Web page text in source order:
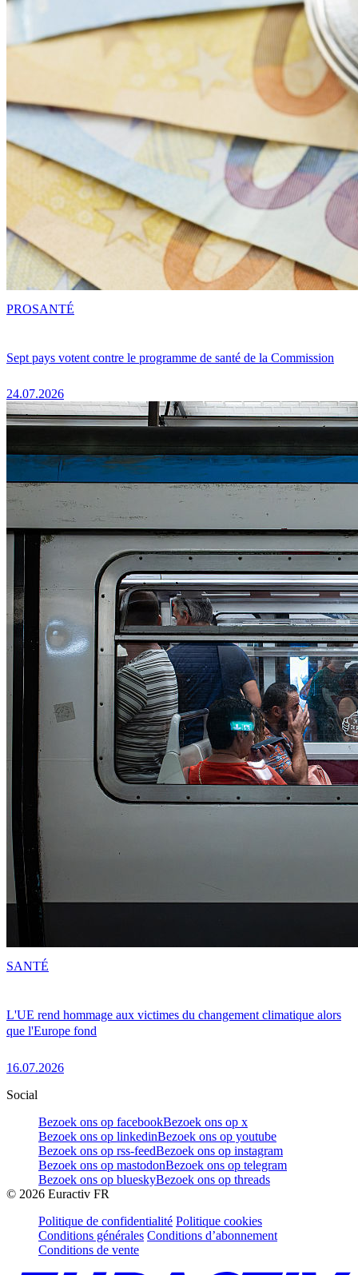
Sept pays votent contre le programme de santé de la Commission
24.07.2026
PROSANTÉ
L'UE rend hommage aux victimes du changement climatique alors
que l'Europe fond
16.07.2026
SANTÉ
Social
Bezoek ons op facebookBezoek ons op x
Bezoek ons op linkedinBezoek ons op youtube
Bezoek ons op rss-feedBezoek ons op instagram
Bezoek ons op mastodonBezoek ons op telegram
Bezoek ons op blueskyBezoek ons op threads
© 2026 Euractiv FR
Politique de confidentialité Politique cookies
Conditions générales Conditions d’abonnement
Conditions de vente